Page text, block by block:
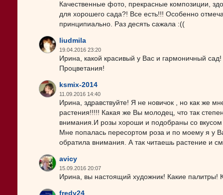
Качественные фото, прекрасные композиции,
для хорошего сада?! Все есть!!! Особенно
принципиально. Раз десять сажала :((
liudmila
19.04.2016 23:20
Ирина, какой красивый у Вас и гармоничный
Процветания!
ksmix-2014
11.09.2016 14:40
Ирина, здравствуйте! Я не новичок , но как же
растения!!!!! Какая же Вы молодец, что так
внимания.И розы хороши и подобраны со
Мне попалась пересортом роза и по моему я у
обратила внимания. А так читаешь растение и
avicy
15.09.2016 20:07
Ирина, вы настоящий художник! Какие палитры!
fredy24